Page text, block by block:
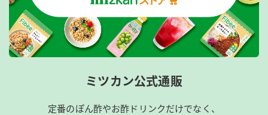
ミツカン公式通販
定番のぽん酢やお酢ドリンクだけでなく、